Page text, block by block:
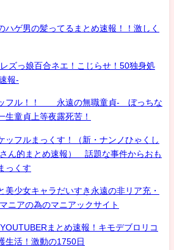
ハゲ男の髪ってるまとめ速報！！激しく
ズっ娘百合ネエ！こじらせ！50独身処
報-
ッフル！！ 永遠の無職童貞- ぼっちな
生童貞上等夜露死苦！
ッフルまっくす！（新・ナンノひゃくし
ん的まとめ速報） 話題な事件からおも
っくす
美少女キャラだいすき永遠の非リア充・
ニアの為のマニアックサイト
まとめ速報！キモデブロリコ
生活！激動の1750日